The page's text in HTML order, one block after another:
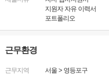
지원자 자유 이력서
포트폴리오
근무환경
근무지역 서울 > 영등포구